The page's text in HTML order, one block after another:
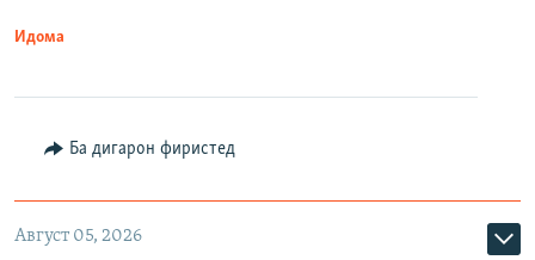
Идома
Ба дигарон фиристед
Август 05, 2026